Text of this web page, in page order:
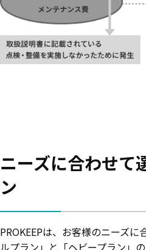
ニーズに合わせて
ン
PROKEEPは、お客様のニーズ